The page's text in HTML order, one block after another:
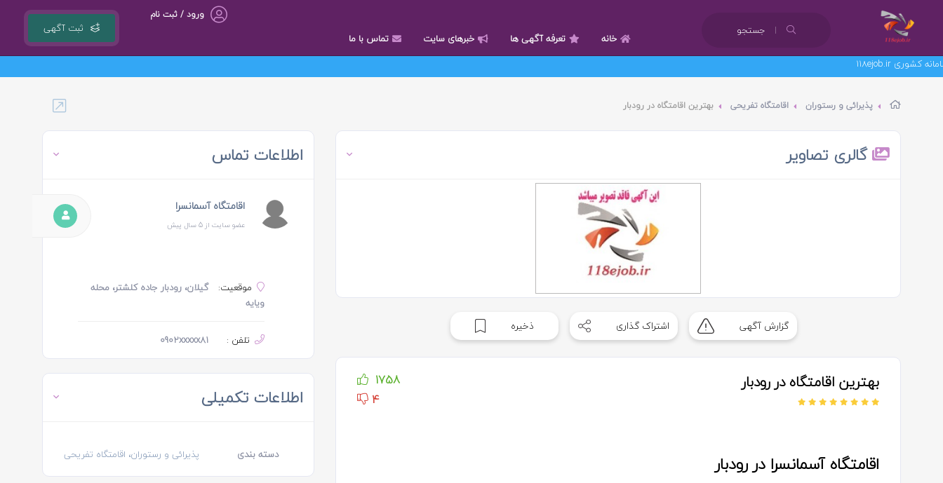
جستجو ثبت آگهی
ورود / ثبت نام
خانه تعرفه آگهی ها خبرهای سایت
تماس با ما
پذیرائی و رستوران اقامتگاه تفریحی بهترین اقامتگاه در رودبار
گالری تصاویر
گزارش آگهی اشتراک گذاری ذخیره
بهترین اقامتگاه در رودبار
1758
4
اقامتگاه آسمانسرا در رودبار
اطلاعات تماس
اقامتگاه آسمانسرا
عضو سایت از 5 سال پیش
موقعیت:
گیلان، رودبار جاده کلشتر، محله
ویایه
تلفن : 0902xxxxx81
اطلاعات تکمیلی
دسته بندی پذیرائی و رستوران، اقامتگاه تفریحی